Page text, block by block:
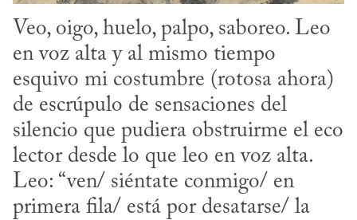
Veo, oigo, huelo, palpo, saboreo. Leo
en voz alta y al mismo tiempo
esquivo mi costumbre (rotosa ahora)
de escrúpulo de sensaciones del
silencio que pudiera obstruirme el eco
lector desde lo que leo en voz alta.
Leo: “ven/ siéntate conmigo/ en
primera fila/ está por desatarse/ la